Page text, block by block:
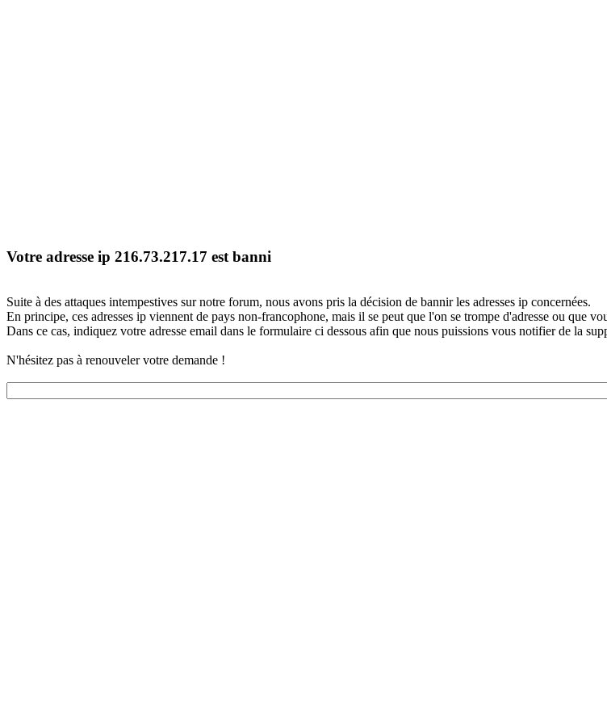
Votre adresse ip 216.73.217.17 est banni
Suite à des attaques intempestives sur notre forum, nous avons pris la décision de bannir les adresses ip concernées.
En principe, ces adresses ip viennent de pays non-francophone, mais il se peut que l'on se trompe d'adresse ou que
Dans ce cas, indiquez votre adresse email dans le formulaire ci dessous afin que nous puissions vous notifier de la
N'hésitez pas à renouveler votre demande !